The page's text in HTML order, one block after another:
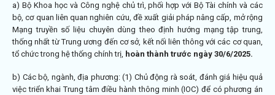
a) Bộ Khoa học và Công nghệ chủ trì, phối hợp với Bộ Tài chính và các
bộ, cơ quan liên quan nghiên cứu, đề xuất giải pháp nâng cấp, mở rộng
Mạng truyền số liệu chuyên dùng theo định hướng mạng tập trung,
thống nhất từ Trung ương đến cơ sở, kết nối liên thông với các cơ quan,
tổ chức trong hệ thống chính trị, hoàn thành trước ngày 30/6/2025.
b) Các bộ, ngành, địa phương: (1) Chủ động rà soát, đánh giá hiệu quả
việc triển khai Trung tâm điều hành thông minh (IOC) để có phương án